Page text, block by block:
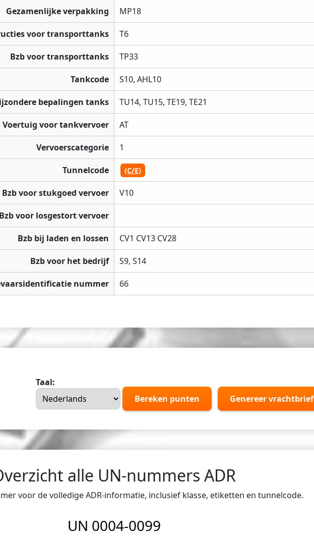
Gezamenlijke verpakking MP18
voor transporttanks T6
Bzb voor transporttanks TP33
Tankcode S10, AHL10
bepalingen tanks TU14, TU15, TE19, TE21
Voertuig voor tankvervoer AT
Vervoerscategorie 1
Tunnelcode (C/E)
Bzb voor stukgoed vervoer V10
voor losgestort vervoer
Bzb bij laden en lossen CV1 CV13 CV28
Bzb voor het bedrijf S9, S14
nummer 66
Taal:
Bereken punten
Genereer vrachtbrief
alle UN-nummers ADR
voor de volledige ADR-informatie, inclusief klasse, etiketten en tunnelcode.
UN 0004-0099